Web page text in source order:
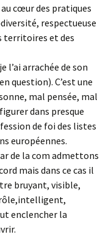
cœur des pratiques
respectueuse
territoires et des
l’ai arrachée de son
question). C’est une
mal pensée, mal
dans presque
de foi des listes
européennes.
de la com admettons
mais dans ce cas il
bruyant, visible,
enclencher la